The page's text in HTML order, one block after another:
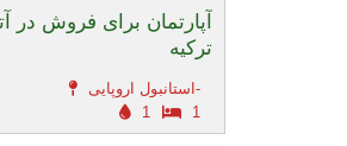
آپارتمان برای فروش در
ترکیه
استانبول اروپایی-
1
1